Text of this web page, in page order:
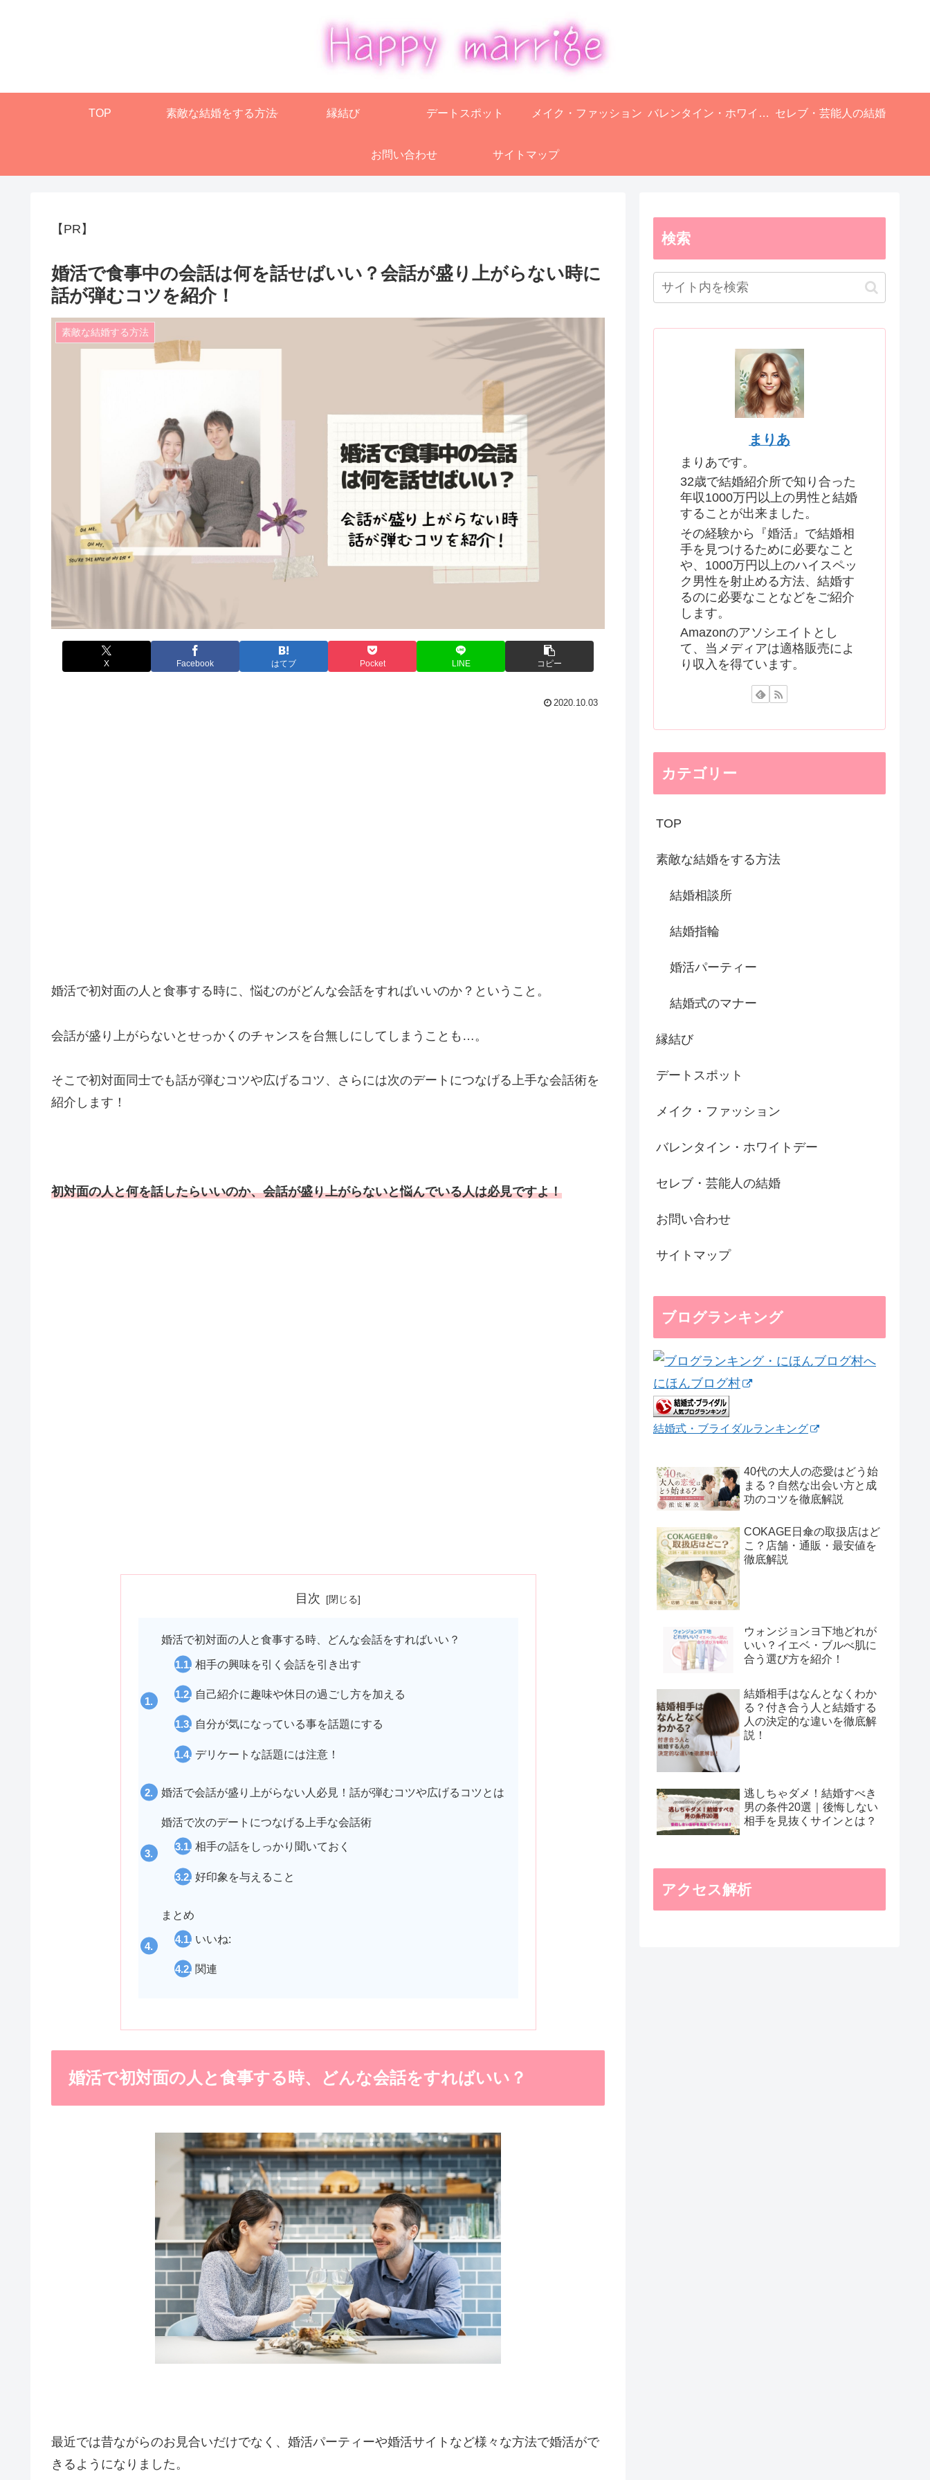
TOP 素敵な結婚をする方法 縁結び デートスポット メイク・ファッション バレンタイン・ホワイトデー セレブ・芸能人の結婚
お問い合わせ サイトマップ
【PR】
婚活で食事中の会話は何を話せばいい？会話が盛り上がらない時に
話が弾むコツを紹介！
素敵な結婚する方法
X Facebook はてブ Pocket LINE コピー
2020.10.03
婚活で初対面の人と食事する時に、悩むのがどんな会話をすればいいのか？ということ。
会話が盛り上がらないとせっかくのチャンスを台無しにしてしまうことも…。
そこで初対面同士でも話が弾むコツや広げるコツ、さらには次のデートにつなげる上手な会話術を
紹介します！
初対面の人と何を話したらいいのか、会話が盛り上がらないと悩んでいる人は必見ですよ！
目次
婚活で初対面の人と食事する時、どんな会話をすればいい？
相手の興味を引く会話を引き出す
自己紹介に趣味や休日の過ごし方を加える
自分が気になっている事を話題にする
デリケートな話題には注意！
婚活で会話が盛り上がらない人必見！話が弾むコツや広げるコツとは
婚活で次のデートにつなげる上手な会話術
相手の話をしっかり聞いておく
好印象を与えること
まとめ
いいね:
関連
婚活で初対面の人と食事する時、どんな会話をすればいい？
最近では昔ながらのお見合いだけでなく、婚活パーティーや婚活サイトなど様々な方法で婚活がで
きるようになりました。
検索
まりあ
まりあです。
32歳で結婚紹介所で知り合った
年収1000万円以上の男性と結婚
することが出来ました。
その経験から『婚活』で結婚相
手を見つけるために必要なこと
や、1000万円以上のハイスペッ
ク男性を射止める方法、結婚す
るのに必要なことなどをご紹介
します。
Amazonのアソシエイトとし
て、当メディアは適格販売によ
り収入を得ています。
カテゴリー
TOP
素敵な結婚をする方法
結婚相談所
結婚指輪
婚活パーティー
結婚式のマナー
縁結び
デートスポット
メイク・ファッション
バレンタイン・ホワイトデー
セレブ・芸能人の結婚
お問い合わせ
サイトマップ
ブログランキング
にほんブログ村
結婚式・ブライダルランキング
40代の大人の恋愛はどう始
まる？自然な出会い方と成
功のコツを徹底解説
COKAGE日傘の取扱店はど
こ？店舗・通販・最安値を
徹底解説
ウォンジョンヨ下地どれが
いい？イエベ・ブルべ肌に
合う選び方を紹介！
結婚相手はなんとなくわか
る？付き合う人と結婚する
人の決定的な違いを徹底解
説！
逃しちゃダメ！結婚すべき
男の条件20選｜後悔しない
相手を見抜くサインとは？
アクセス解析